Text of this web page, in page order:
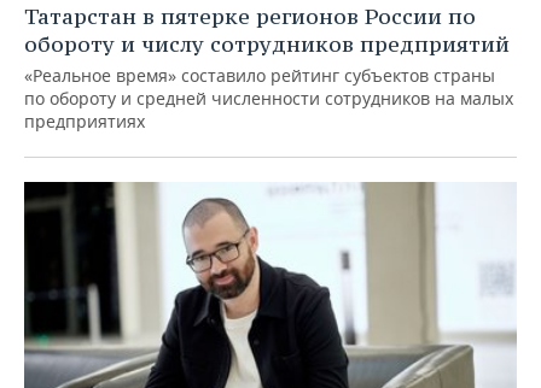
Татарстан в пятерке регионов России по
обороту и числу сотрудников предприятий
«Реальное время» составило рейтинг субъектов страны
по обороту и средней численности сотрудников на малых
предприятиях